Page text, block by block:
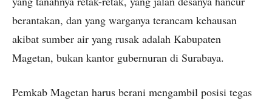
berantakan, dan yang warganya terancam kehausan
akibat sumber air yang rusak adalah Kabupaten
Magetan, bukan kantor gubernuran di Surabaya.
Pemkab Magetan harus berani mengambil posisi tegas